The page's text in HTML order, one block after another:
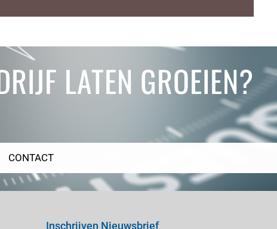
LATEN GROEIEN?
CONTACT
Inschrijven Nieuwsbrief